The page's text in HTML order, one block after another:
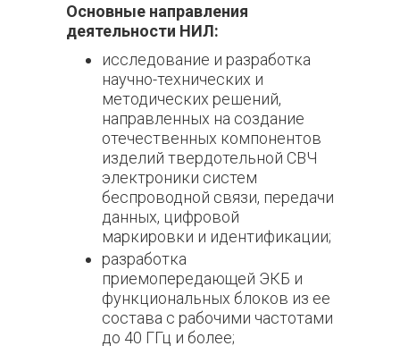
Основные направления
деятельности НИЛ:
исследование и разработка
научно-технических и
методических решений,
направленных на создание
отечественных компонентов
изделий твердотельной СВЧ
электроники систем
беспроводной связи, передачи
данных, цифровой
маркировки и идентификации;
разработка
приемопередающей ЭКБ и
функциональных блоков из ее
состава с рабочими частотами
до 40 ГГц и более;